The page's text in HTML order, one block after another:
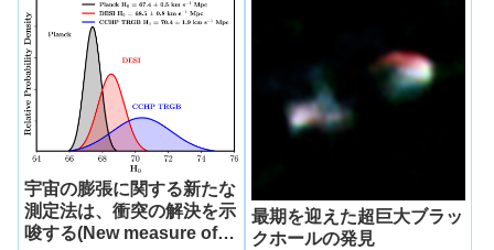
宇宙の膨張に関する新たな
測定法は、衝突の解決を示
唆する(New measure of
最期を迎えた超巨大ブラッ
クホールの発見